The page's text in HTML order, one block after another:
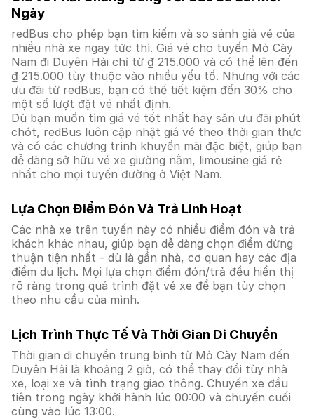
Ngày
redBus cho phép bạn tìm kiếm và so sánh giá vé của
nhiều nhà xe ngay tức thì. Giá vé cho tuyến Mỏ Cày
Nam đi Duyên Hải chỉ từ ₫ 215.000 và có thể lên đến
₫ 215.000 tùy thuộc vào nhiều yếu tố. Nhưng với các
ưu đãi từ redBus, bạn có thể tiết kiệm đến 30% cho
một số lượt đặt vé nhất định.
Dù bạn muốn tìm giá vé tốt nhất hay săn ưu đãi phút
chót, redBus luôn cập nhật giá vé theo thời gian thực
và có các chương trình khuyến mãi đặc biệt, giúp bạn
dễ dàng sở hữu vé xe giường nằm, limousine giá rẻ
nhất cho mọi tuyến đường ở Việt Nam.
Lựa Chọn Điểm Đón Và Trả Linh Hoạt
Các nhà xe trên tuyến này có nhiều điểm đón và trả
khách khác nhau, giúp bạn dễ dàng chọn điểm dừng
thuận tiện nhất - dù là gần nhà, cơ quan hay các địa
điểm du lịch. Mọi lựa chọn điểm đón/trả đều hiển thị
rõ ràng trong quá trình đặt vé xe để bạn tùy chọn
theo nhu cầu của mình.
Lịch Trình Thực Tế Và Thời Gian Di Chuyển
Thời gian di chuyển trung bình từ Mỏ Cày Nam đến
Duyên Hải là khoảng 2 giờ, có thể thay đổi tùy nhà
xe, loại xe và tình trạng giao thông. Chuyến xe đầu
tiên trong ngày khởi hành lúc 00:00 và chuyến cuối
cùng vào lúc 13:00.